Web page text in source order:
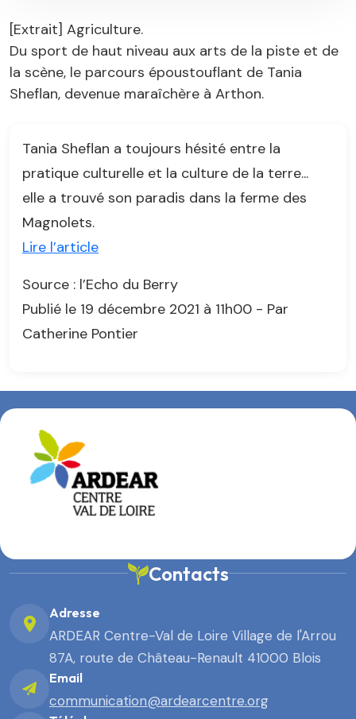
[Extrait] Agriculture.
Du sport de haut niveau aux arts de la piste et de
la scène, le parcours époustouflant de Tania
Sheflan, devenue maraîchère à Arthon.
Tania Sheflan a toujours hésité entre la
pratique culturelle et la culture de la terre...
elle a trouvé son paradis dans la ferme des
Magnolets.
Lire l’article
Source : l’Echo du Berry
Publié le 19 décembre 2021 à 11h00 - Par
Catherine Pontier
Contacts
Adresse
ARDEAR Centre-Val de Loire Village de l'Arrou
87A, route de Château-Renault 41000 Blois
Email
communication@ardearcentre.org